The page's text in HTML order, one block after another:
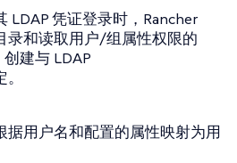
LDAP 凭证登录时，Rancher
录和读取用户/组属性权限的
建与 LDAP
据用户名和配置的属性映射为用